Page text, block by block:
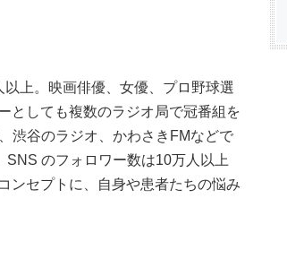
上。映画俳優、女優、プロ野球選
としても複数のラジオ局で冠番組を
渋谷のラジオ、かわさきFMなどで
のフォロワー数は10万人以上
ンセプトに、自身や患者たちの悩み